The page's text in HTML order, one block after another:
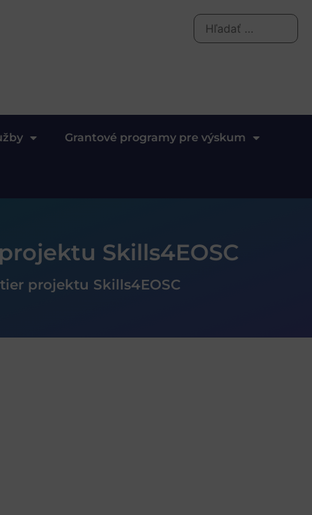
Grantové programy pre výskum
Skills4EOSC
projektu Skills4EOSC